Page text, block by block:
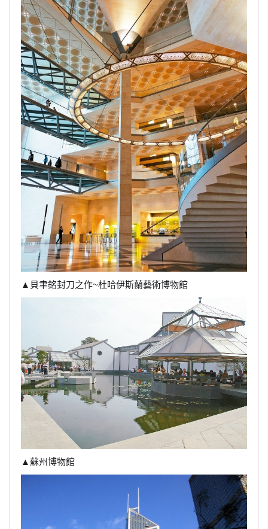
▲貝聿銘封刀之作~杜哈伊斯蘭藝術博物館
▲蘇州博物館